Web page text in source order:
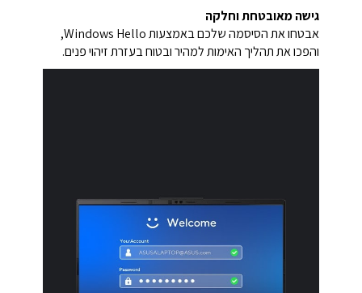
גישה מאובטחת וחלקה
אבטחו את הסיסמה שלכם באמצעות Windows Hello,
והפכו את תהליך האימות למהיר ובטוח בעזרת זיהוי פנים.